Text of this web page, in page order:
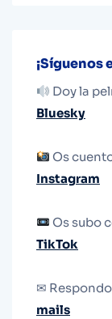
¡Síguenos
Doy la
Bluesky
Os
Instagram
Os subo
TikTok
✉ Respondo
mails